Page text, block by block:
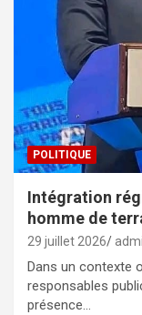
POLITIQUE
Intégration
homme de
29 juillet 2026
Dans un contexte
responsables
présence…